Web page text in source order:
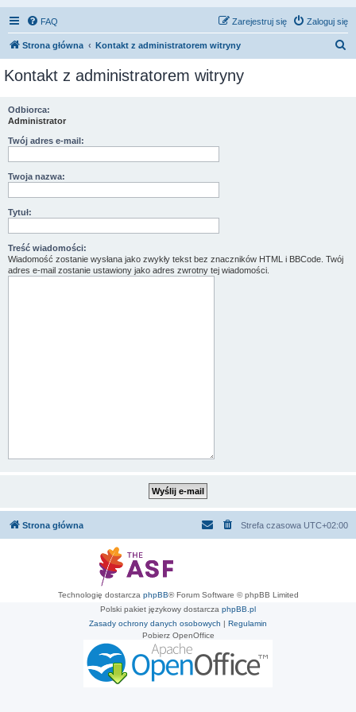
FAQ Zaloguj się
Zarejestruj się
Strona główna Kontakt z administratorem witryny
Kontakt z administratorem witryny
Odbiorca:
Administrator
Twój adres e-mail:
Twoja nazwa:
Tytuł:
Treść wiadomości:
Wiadomość zostanie wysłana jako zwykły tekst bez znaczników HTML i BBCode. Twój
adres e-mail zostanie ustawiony jako adres zwrotny tej wiadomości.
Strona główna Strefa czasowa UTC+02:00
Technologię dostarcza phpBB® Forum Software © phpBB Limited
Polski pakiet językowy dostarcza phpBB.pl
Zasady ochrony danych osobowych | Regulamin
Pobierz OpenOffice